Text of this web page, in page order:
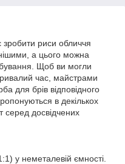
риси обличчя
а цього можна
Щоб ви могли
час, майстрами
для брів відповідного
в декількох
серед досвідчених
у неметалевій ємності.